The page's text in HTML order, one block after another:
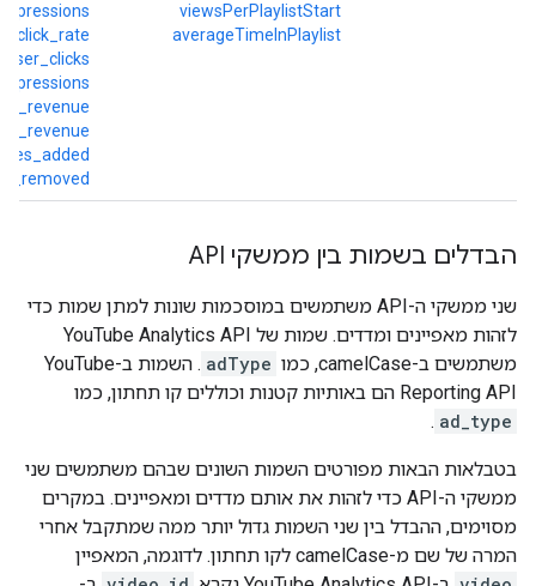
viewsPerPlaylistStart
averageTimeInPlaylist
הבדלים בשמות בין ממשקי API
שני ממשקי ה-API משתמשים במוסכמות שונות למתן שמות כדי
לזהות מאפיינים ומדדים. שמות של YouTube Analytics API
משתמשים ב-camelCase, כמו
adType
. השמות ב-YouTube
Reporting API הם באותיות קטנות וכוללים קו תחתון, כמו
ad_type
.
בטבלאות הבאות מפורטים השמות השונים שבהם משתמשים שני
ממשקי ה-API כדי לזהות את אותם מדדים ומאפיינים. במקרים
מסוימים, ההבדל בין שני השמות גדול יותר ממה שמתקבל אחרי
המרה של שם מ-camelCase לקו תחתון. לדוגמה, המאפיין